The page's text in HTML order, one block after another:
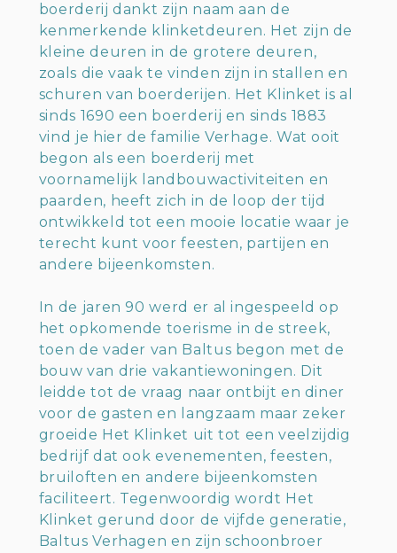
boerderij dankt zijn naam aan de
kenmerkende klinketdeuren. Het zijn de
kleine deuren in de grotere deuren,
zoals die vaak te vinden zijn in stallen en
schuren van boerderijen. Het Klinket is al
sinds 1690 een boerderij en sinds 1883
vind je hier de familie Verhage. Wat ooit
begon als een boerderij met
voornamelijk landbouwactiviteiten en
paarden, heeft zich in de loop der tijd
ontwikkeld tot een mooie locatie waar je
terecht kunt voor feesten, partijen en
andere bijeenkomsten.
In de jaren 90 werd er al ingespeeld op
het opkomende toerisme in de streek,
toen de vader van Baltus begon met de
bouw van drie vakantiewoningen. Dit
leidde tot de vraag naar ontbijt en diner
voor de gasten en langzaam maar zeker
groeide Het Klinket uit tot een veelzijdig
bedrijf dat ook evenementen, feesten,
bruiloften en andere bijeenkomsten
faciliteert. Tegenwoordig wordt Het
Klinket gerund door de vijfde generatie,
Baltus Verhagen en zijn schoonbroer